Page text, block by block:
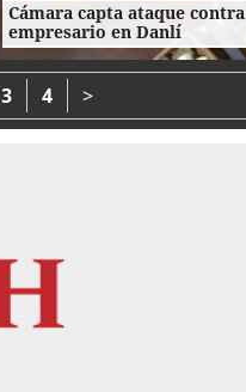
Cámara capta ataque contra
empresario en Danlí
3 4 >